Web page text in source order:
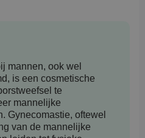
mannen, ook wel
is een cosmetische
te
mannelijke
Gynecomastie, oftewel
van de mannelijke